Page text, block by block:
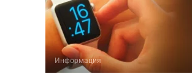
Информация